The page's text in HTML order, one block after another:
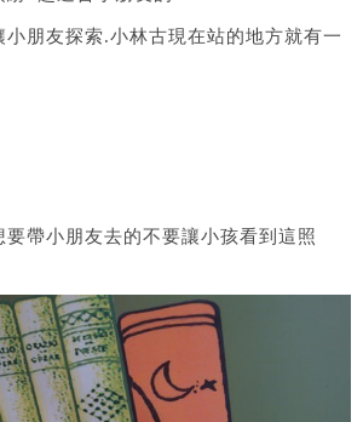
小朋友探索.小林古現在站的地方就有一
帶小朋友去的不要讓小孩看到這照